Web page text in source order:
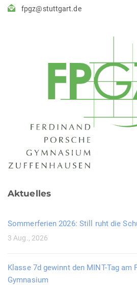
fpgz@stuttgart.de
Aktuelles
Sommerferien 2026: Still ruht die
3 Aug., 2026
Klasse 7d gewinnt den MINT-Tag am
Gymnasium